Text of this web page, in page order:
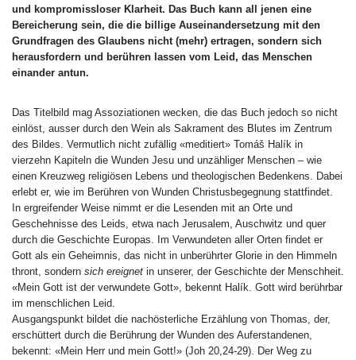
und kompromissloser Klarheit. Das Buch kann all jenen eine
Bereicherung sein, die die billige Auseinandersetzung mit den
Grundfragen des Glaubens nicht (mehr) ertragen, sondern sich
herausfordern und berühren lassen vom Leid, das Menschen
einander antun.
Das Titelbild mag Assoziationen wecken, die das Buch jedoch so nicht
einlöst, ausser durch den Wein als Sakrament des Blutes im Zentrum
des Bildes. Vermutlich nicht zufällig «meditiert» Tomáš Halík in
vierzehn Kapiteln die Wunden Jesu und unzähliger Menschen – wie
einen Kreuzweg religiösen Lebens und theologischen Bedenkens. Dabei
erlebt er, wie im Berühren von Wunden Christusbegegnung stattfindet.
In ergreifender Weise nimmt er die Lesenden mit an Orte und
Geschehnisse des Leids, etwa nach Jerusalem, Auschwitz und quer
durch die Geschichte Europas. Im Verwundeten aller Orten findet er
Gott als ein Geheimnis, das nicht in unberührter Glorie in den Himmeln
thront, sondern sich ereignet in unserer, der Geschichte der Menschheit.
«Mein Gott ist der verwundete Gott», bekennt Halík. Gott wird berührbar
im menschlichen Leid.
Ausgangspunkt bildet die nachösterliche Erzählung von Thomas, der,
erschüttert durch die Berührung der Wunden des Auferstandenen,
bekennt: «Mein Herr und mein Gott!» (Joh 20,24-29). Der Weg zu